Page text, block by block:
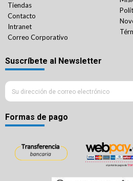
Tiendas
Contacto
Intranet
Correo Corporativo
Suscríbete al Newsletter
Formas de pago